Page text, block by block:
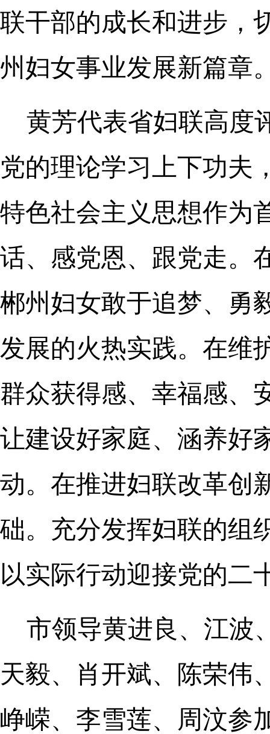
联干部的成长和进步，
州妇女事业发展新篇章
黄芳代表省妇联高度
党的理论学习上下功夫
特色社会主义思想作为
话、感党恩、跟党走。
郴州妇女敢于追梦、勇
发展的火热实践。在维
群众获得感、幸福感、
让建设好家庭、涵养好
动。在推进妇联改革创
础。充分发挥妇联的组
以实际行动迎接党的二
市领导黄进良、江波
天毅、肖开斌、陈荣伟
峥嵘、李雪莲、周汶参